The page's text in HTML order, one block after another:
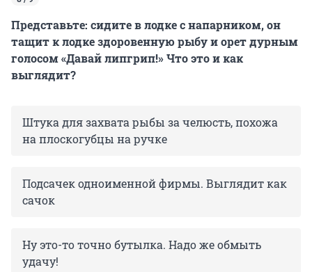
Представьте: сидите в лодке с напарником, он
тащит к лодке здоровенную рыбу и орет дурным
голосом «Давай липгрип!» Что это и как
выглядит?
Штука для захвата рыбы за челюсть, похожа
на плоскогубцы на ручке
Подсачек одноименной фирмы. Выглядит как
сачок
Ну это-то точно бутылка. Надо же обмыть
удачу!